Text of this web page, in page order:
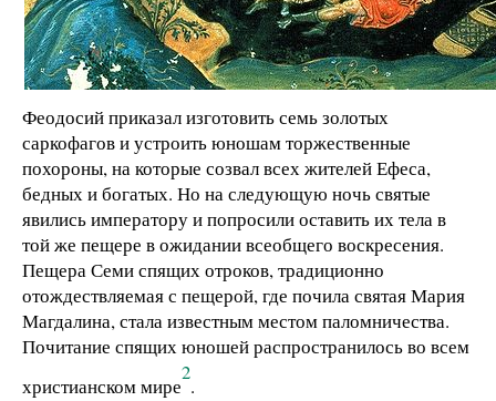
Феодосий приказал изготовить семь золотых
саркофагов и устроить юношам торжественные
похороны, на которые созвал всех жителей Ефеса,
бедных и богатых. Но на следующую ночь святые
явились императору и попросили оставить их тела в
той же пещере в ожидании всеобщего воскресения.
Пещера Семи спящих отроков, традиционно
отождествляемая с пещерой, где почила святая Мария
Магдалина, стала известным местом паломничества.
Почитание спящих юношей распространилось во всем
христианском мире
2
.